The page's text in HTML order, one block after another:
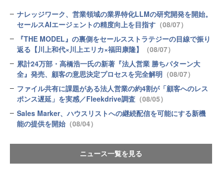
ナレッジワーク、営業領域の業界特化LLMの研究開発を開始。
セールスAIエージェントの精度向上を目指す （08/07）
『THE MODEL』の裏側をセールスストラテジーの目線で振り
返る【川上和代×川上エリカ×福田康隆】
（08/07）
累計24万部・高橋浩一氏の新著『法人営業 勝ちパターン大
全』発売、顧客の意思決定プロセスを完全解明 （08/07）
ファイル共有に課題がある法人営業の約4割が「顧客へのレス
ポンス遅延」を実感／Fleekdrive調査 （08/05）
Sales Marker、ハウスリストへの継続配信を可能にする新機
能の提供を開始 （08/04）
ニュース一覧を見る